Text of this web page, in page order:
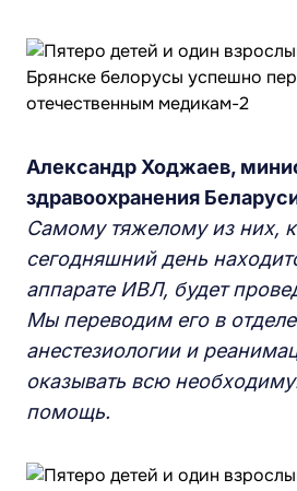
Александр Ходжаев,
здравоохранения
Самому тяжелому из них,
сегодняшний день
аппарате ИВЛ, будет
Мы переводим его в
анестезиологии и
оказывать всю
помощь.